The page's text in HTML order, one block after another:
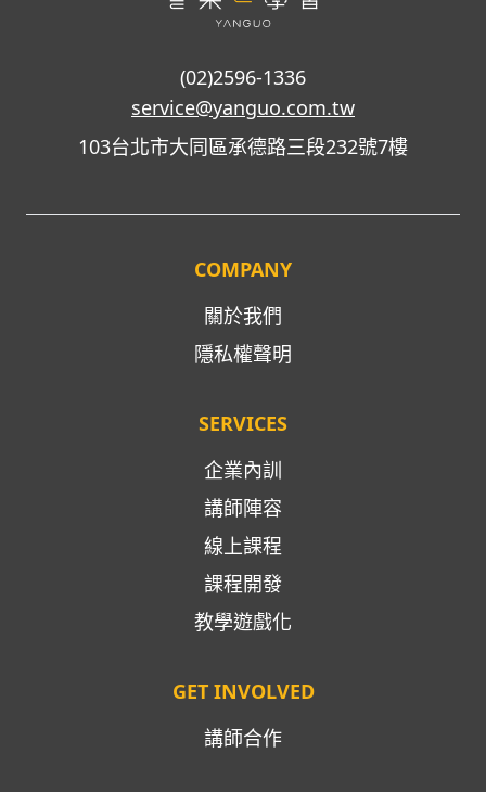
(02)2596-1336
service@yanguo.com.tw
103台北市大同區承德路三段232號7樓
COMPANY
關於我們
隱私權聲明
SERVICES
企業內訓
講師陣容
線上課程
課程開發
教學遊戲化
GET INVOLVED
講師合作